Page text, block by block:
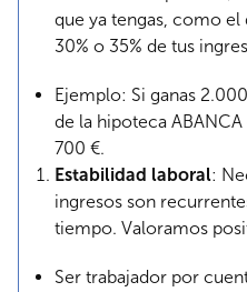
que ya tengas, como
30% o 35% de tus
Ejemplo: Si ganas
de la hipoteca
700 €.
Estabilidad laboral:
ingresos son
tiempo. Valoramos
Ser trabajador por